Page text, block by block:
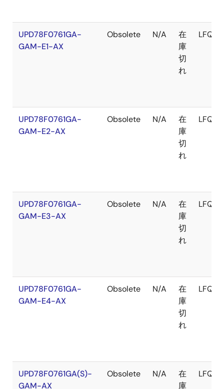
UPD78F0761GA-
GAM-E1-AX
Obsolete N/A
在
庫
切
れ
LFQFP
UPD78F0761GA-
GAM-E2-AX
Obsolete N/A
在
庫
切
れ
LFQFP
UPD78F0761GA-
GAM-E3-AX
Obsolete N/A
在
庫
切
れ
LFQFP
UPD78F0761GA-
GAM-E4-AX
Obsolete N/A
在
庫
切
れ
LFQFP
UPD78F0761GA(S)-
GAM-AX
Obsolete N/A
在
庫
LFQFP